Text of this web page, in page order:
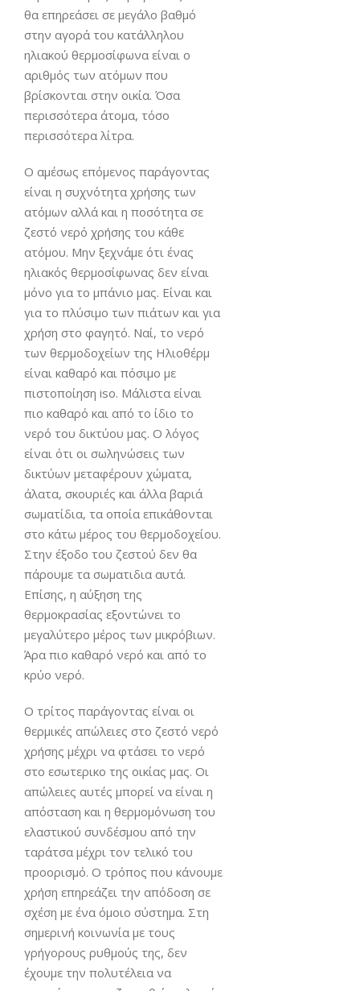
θα επηρεάσει σε μεγάλο βαθμό
στην αγορά του κατάλληλου
ηλιακού θερμοσίφωνα είναι ο
αριθμός των ατόμων που
βρίσκονται στην οικία. Όσα
περισσότερα άτομα, τόσο
περισσότερα λίτρα.
Ο αμέσως επόμενος παράγοντας
είναι η συχνότητα χρήσης των
ατόμων αλλά και η ποσότητα σε
ζεστό νερό χρήσης του κάθε
ατόμου. Μην ξεχνάμε ότι ένας
ηλιακός θερμοσίφωνας δεν είναι
μόνο για το μπάνιο μας. Είναι και
για το πλύσιμο των πιάτων και για
χρήση στο φαγητό. Ναί, το νερό
των θερμοδοχείων της Ηλιοθέρμ
είναι καθαρό και πόσιμο με
πιστοποίηση iso. Μάλιστα είναι
πιο καθαρό και από το ίδιο το
νερό του δικτύου μας. Ο λόγος
είναι ότι οι σωληνώσεις των
δικτύων μεταφέρουν χώματα,
άλατα, σκουριές και άλλα βαριά
σωματίδια, τα οποία επικάθονται
στο κάτω μέρος του θερμοδοχείου.
Στην έξοδο του ζεστού δεν θα
πάρουμε τα σωματιδια αυτά.
Επίσης, η αύξηση της
θερμοκρασίας εξοντώνει το
μεγαλύτερο μέρος των μικρόβιων.
Άρα πιο καθαρό νερό και από το
κρύο νερό.
Ο τρίτος παράγοντας είναι οι
θερμικές απώλειες στο ζεστό νερό
χρήσης μέχρι να φτάσει το νερό
στο εσωτερικο της οικίας μας. Οι
απώλειες αυτές μπορεί να είναι η
απόσταση και η θερμομόνωση του
ελαστικού συνδέσμου από την
ταράτσα μέχρι τον τελικό του
προορισμό. Ο τρόπος που κάνουμε
χρήση επηρεάζει την απόδοση σε
σχέση με ένα όμοιο σύστημα. Στη
σημερινή κοινωνία με τους
γρήγορους ρυθμούς της, δεν
έχουμε την πολυτέλεια να